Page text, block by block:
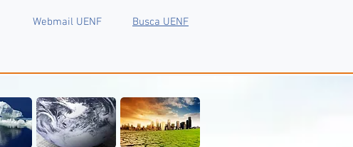
Webmail UENF Busca UENF